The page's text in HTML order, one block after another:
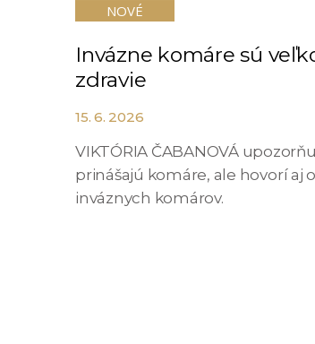
NOVÉ
Invázne komáre sú
zdravie
15. 6. 2026
VIKTÓRIA ČABANOVÁ
prinášajú komáre, ale hovorí
inváznych komárov.